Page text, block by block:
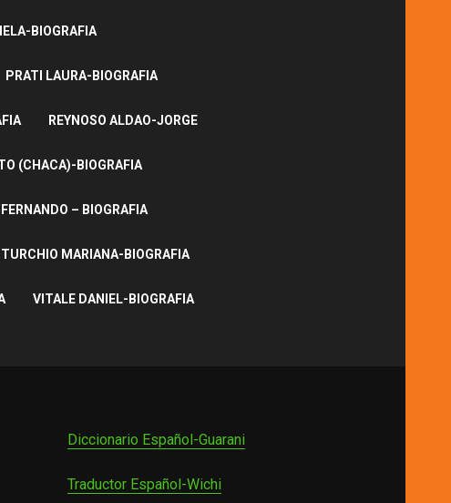
BIOGRAFIA
PRATI LAURA-BIOGRAFIA
REYNOSO ALDAO-JORGE
(CHACA)-BIOGRAFIA
– BIOGRAFIA
TURCHIO MARIANA-BIOGRAFIA
VITALE DANIEL-BIOGRAFIA
Diccionario Español-Guarani
Traductor Español-Wichi